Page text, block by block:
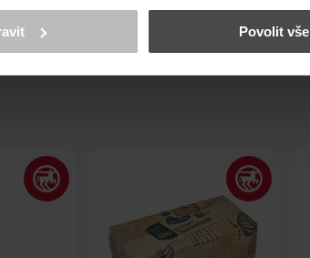
analýze návštěvnosti, které mohou nést osobní
Povolit vše